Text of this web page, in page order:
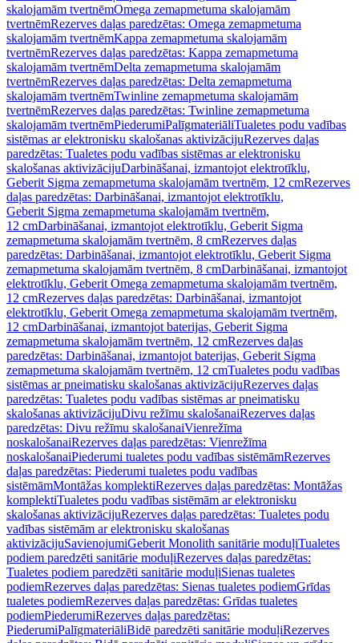
skalojamām tvertnēmOmega zemapmetuma skalojamām
tvertnēmRezerves daļas paredzētas: Omega zemapmetuma
skalojamām tvertnēmKappa zemapmetuma skalojamām
tvertnēmRezerves daļas paredzētas: Kappa zemapmetuma
skalojamām tvertnēmDelta zemapmetuma skalojamām
tvertnēmRezerves daļas paredzētas: Delta zemapmetuma
skalojamām tvertnēmTwinline zemapmetuma skalojamām
tvertnēmRezerves daļas paredzētas: Twinline zemapmetuma
skalojamām tvertnēmPiederumiPalīgmateriāliTualetes podu vadības
sistēmas ar elektronisku skalošanas aktivizācijuRezerves daļas
paredzētas: Tualetes podu vadības sistēmas ar elektronisku
skalošanas aktivizācijuDarbināšanai, izmantojot elektrotīklu,
Geberit Sigma zemapmetuma skalojamām tvertnēm, 12 cmRezerves
daļas paredzētas: Darbināšanai, izmantojot elektrotīklu,
Geberit Sigma zemapmetuma skalojamām tvertnēm,
12 cmDarbināšanai, izmantojot elektrotīklu, Geberit Sigma
zemapmetuma skalojamām tvertnēm, 8 cmRezerves daļas
paredzētas: Darbināšanai, izmantojot elektrotīklu, Geberit Sigma
zemapmetuma skalojamām tvertnēm, 8 cmDarbināšanai, izmantojot
elektrotīklu, Geberit Omega zemapmetuma skalojamām tvertnēm,
12 cmRezerves daļas paredzētas: Darbināšanai, izmantojot
elektrotīklu, Geberit Omega zemapmetuma skalojamām tvertnēm,
12 cmDarbināšanai, izmantojot baterijas, Geberit Sigma
zemapmetuma skalojamām tvertnēm, 12 cmRezerves daļas
paredzētas: Darbināšanai, izmantojot baterijas, Geberit Sigma
zemapmetuma skalojamām tvertnēm, 12 cmTualetes podu vadības
sistēmas ar pneimatisku skalošanas aktivizācijuRezerves daļas
paredzētas: Tualetes podu vadības sistēmas ar pneimatisku
skalošanas aktivizācijuDivu režīmu skalošanaiRezerves daļas
paredzētas: Divu režīmu skalošanaiVienrežīma
noskalošanaiRezerves daļas paredzētas: Vienrežīma
noskalošanaiPiederumi tualetes podu vadības sistēmāmRezerves
daļas paredzētas: Piederumi tualetes podu vadības
sistēmāmMontāžas komplektiRezerves daļas paredzētas: Montāžas
komplektiTualetes podu vadības sistēmām ar elektronisku
skalošanas aktivizācijuRezerves daļas paredzētas: Tualetes podu
vadības sistēmām ar elektronisku skalošanas
aktivizācijuSavienojumiGeberit Monolith sanitārie moduļiTualetes
podiem paredzēti sanitārie moduļiRezerves daļas paredzētas:
Tualetes podiem paredzēti sanitārie moduļiSienas tualetes
podiemRezerves daļas paredzētas: Sienas tualetes podiemGrīdas
tualetes podiemRezerves daļas paredzētas: Grīdas tualetes
podiemPiederumiRezerves daļas paredzētas:
PiederumiPalīgmateriāliBidē paredzēti sanitārie moduļiRezerves